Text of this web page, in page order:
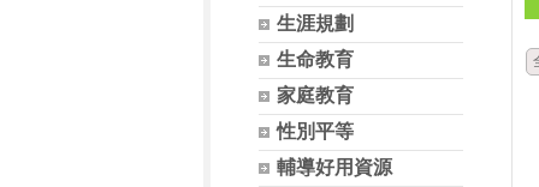
生涯規劃
生命教育
家庭教育
性別平等
輔導好用資源